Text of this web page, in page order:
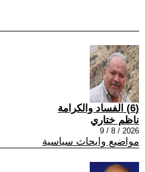
(6) الفساد والكرامة
ناظم ختاري
2026 / 8 / 9
مواضيع وابحاث سياسية